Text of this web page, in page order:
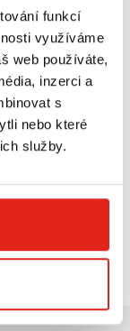
funkcí
využíváme
web používáte,
inzerci a
s
nebo které
služby.